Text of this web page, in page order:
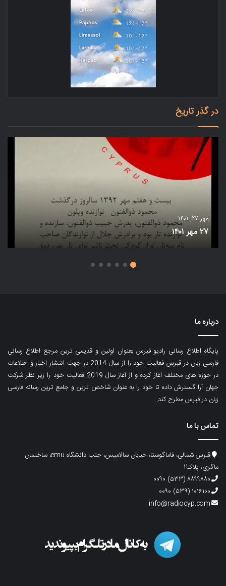
در گذر تاریخ
مهر ۲۷, ۱۴۰۱
۲۷ مهر ۱۴۰۱
درباره ما
پایگاه اطلاع رسانی رادیو قبرس بعنوان اولین و قدیمی ترین مرجع اطلاع رسانی
فارسی زبان در قبرس فعالیت خود را از سال 2014 در جهت انتشار اخبار و اطلاعات
در حوزه های مختلف آغاز کرده و از آغاز سال 2019 فعالیت خود را زیر نظر شرکت
جهان آرا گسترش داده تا خود را به عنوان شاخص ترین و جامع ترین رسانه فارسی
زبان در قبرس مطرح کند.
تماس با ما
قبرس شمالی، فاماگوستا، خیابان سالامیس، جنب دانشگاه emu، ساختمان
ماگری، پلاک۲
۸۸۹۹۸۸۰ (۵۳۳) ۰۰۹۰
۱۰۱۶۱۰۰ (۵۳۹) ۰۰۹۰
info@radiocyp.com